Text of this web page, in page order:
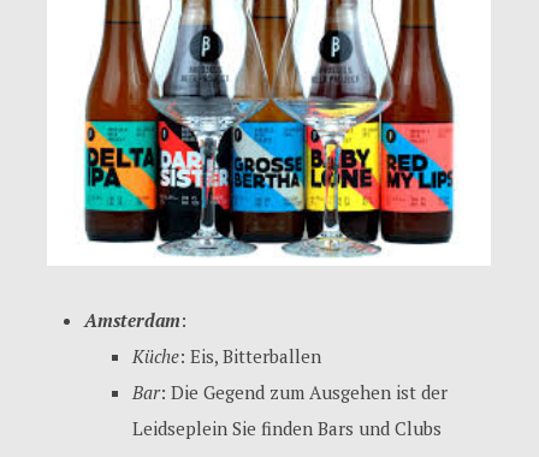
Amsterdam:
Küche: Eis, Bitterballen
Bar: Die Gegend zum Ausgehen ist der
Leidseplein Sie finden Bars und Clubs